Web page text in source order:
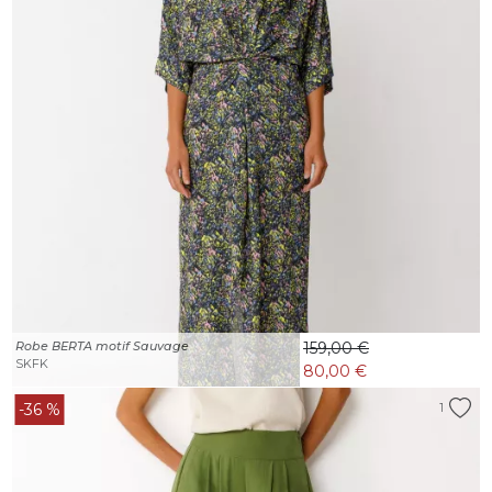
Robe BERTA motif Sauvage
SKFK
159,00 €
80,00 €
-36 %
1